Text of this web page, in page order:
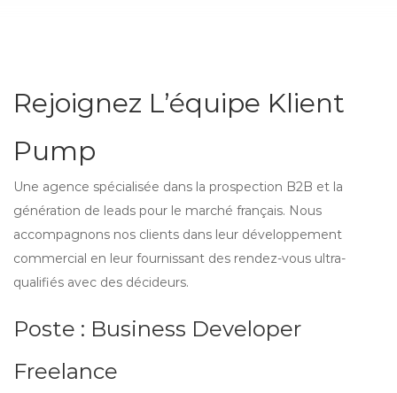
Rejoignez L’équipe Klient
Pump
Une agence spécialisée dans la prospection B2B et la
génération de leads pour le marché français. Nous
accompagnons nos clients dans leur développement
commercial en leur fournissant des rendez-vous ultra-
qualifiés avec des décideurs.
Poste : Business Developer
Freelance